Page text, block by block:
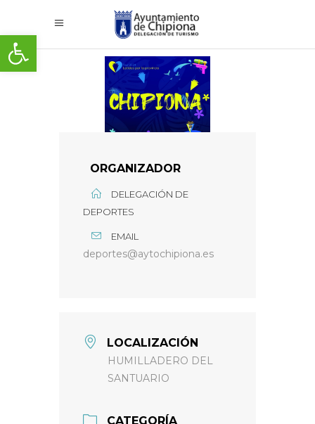
Abrir barra de herramientas
ORGANIZADOR
DELEGACIÓN DE
DEPORTES
EMAIL
deportes@aytochipiona.es
LOCALIZACIÓN
HUMILLADERO DEL
SANTUARIO
CATEGORÍA